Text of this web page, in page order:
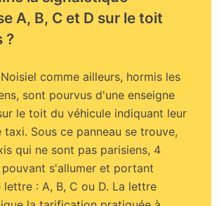
A, B, C et D sur le toit
?
comme ailleurs, hormis les
sont pourvus d'une enseigne
le toit du véhicule indiquant leur
Sous ce panneau se trouve,
qui ne sont pas parisiens, 4
s'allumer et portant
lettre : A, B, C ou D. La lettre